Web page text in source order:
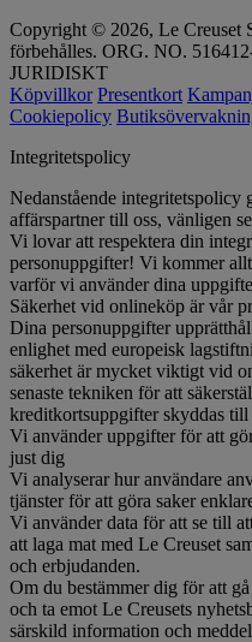
Copyright © 2026, Le Creuset
förbehålles. ORG. NO.
JURIDISKT
Köpvillkor Presentkort
Cookiepolicy
Integritetspolicy
Nedanstående integritetspolicy
affärspartner till oss, vänligen
Vi lovar att respektera din
personuppgifter! Vi kommer
varför vi använder dina
Säkerhet vid onlineköp är vår
Dina personuppgifter
enlighet med europeisk
säkerhet är mycket viktigt vid
senaste tekniken för att
kreditkortsuppgifter skyddas
Vi använder uppgifter för att
just dig
Vi analyserar hur användare
tjänster för att göra saker
Vi använder data för att se till
att laga mat med Le Creuset
och erbjudanden.
Om du bestämmer dig för att
och ta emot Le Creusets
särskild information och